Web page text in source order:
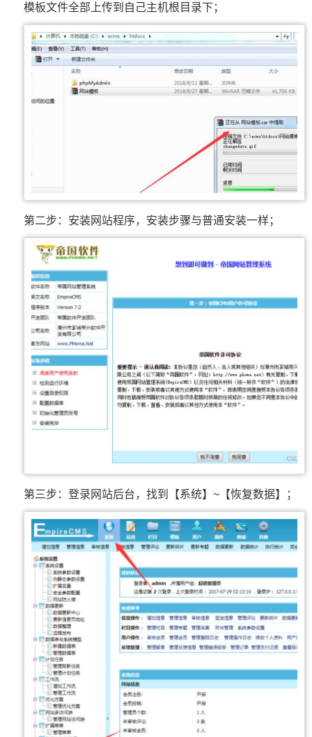
模板文件全部上传到自己主机根目录下；
第二步：安装网站程序，安装步骤与普通安装一样；
第三步：登录网站后台，找到【系统】~【恢复数据】；